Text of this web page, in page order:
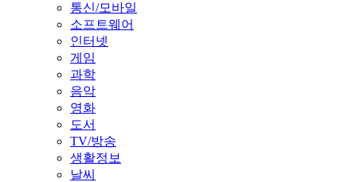
통신/모바일
소프트웨어
인터넷
게임
과학
음악
영화
도서
TV/방송
생활정보
날씨